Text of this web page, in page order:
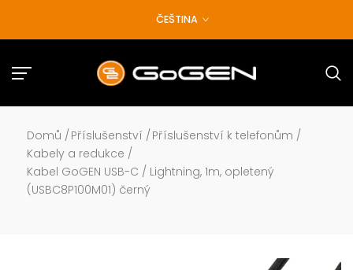
na
ČEŠTINA
Domů / Příslušenství / Příslušenství k telefonům /
Kabely a redukce /
Kabel GoGEN USB-C / Lightning, 1m, opletený
(USBC8P100M01) černý